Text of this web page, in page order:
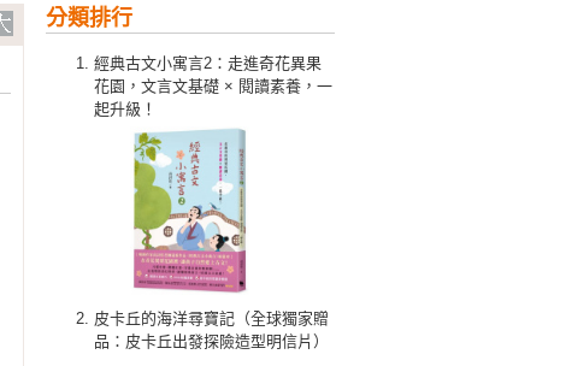
分類排行
經典古文小寓言2：走進奇花異果
花園，文言文基礎 × 閱讀素養，一
起升級！
皮卡丘的海洋尋寶記（全球獨家贈
品：皮卡丘出發探險造型明信片）